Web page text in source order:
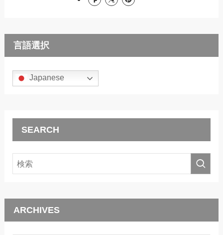
言語選択
Japanese
SEARCH
ARCHIVES